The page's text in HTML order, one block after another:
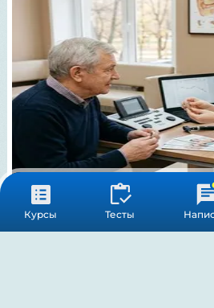
Курсы Тесты
Профессиональная переподготовка